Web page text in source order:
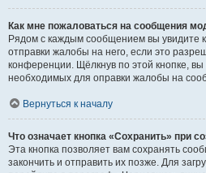
Как мне пожаловаться на сообщения
Рядом с каждым сообщением вы увидите
отправки жалобы на него, если это
конференции. Щёлкнув по этой кнопке,
необходимых для оправки жалобы на
Вернуться к началу
Что означает кнопка «Сохранить» при
Эта кнопка позволяет вам сохранять
закончить и отправить их позже. Для